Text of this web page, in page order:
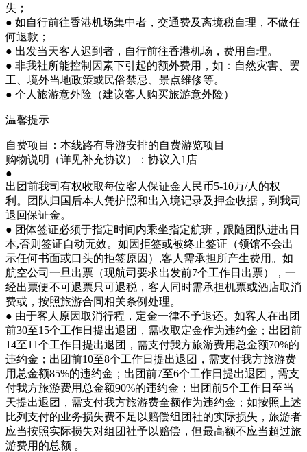
失；
● 如自行前往香港机场集中者，交通费及离境税自理，不做任
何退款；
● 出发当天客人迟到者，自行前往香港机场，费用自理。
● 非我社所能控制因素下引起的额外费用，如：自然灾害、罢
工、境外当地政策或民俗禁忌、景点维修等。
● 个人旅游意外险（建议客人购买旅游意外险）
温馨提示
自费项目：本线路有导游安排的自费游览项目
购物说明（详见补充协议）：协议入1店
●
出团前我司有权收取每位客人保证金人民币5-10万/人的权
利。团队归国后本人凭护照和出入境记录及押金收据，到我司
退回保证金。
● 团体签证必须于指定时间内乘坐指定航班，跟随团队进出日
本,否则签证自动无效。如因拒签或被终止签证（领馆不会出
示任何书面或口头的拒签原因）,客人需承担所产生费用。如
航空公司一旦出票（现航司要求出发前7个工作日出票），一
经出票便不可退票只可退税，客人同时需承担机票或酒店取消
费或，按照旅游合同相关条例处理。
● 由于客人原因取消行程，定金一律不予退还。如客人在出团
前30至15个工作日提出退团，需收取定金作为违约金；出团前
14至11个工作日提出退团，需支付我方旅游费用总金额70%的
违约金；出团前10至8个工作日提出退团，需支付我方旅游费
用总金额85%的违约金；出团前7至6个工作日提出退团，需支
付我方旅游费用总金额90%的违约金；出团前5个工作日至当
天提出退团，需支付我方旅游费全额作为违约金；如按照上述
比列支付的业务损失费不足以赔偿组团社的实际损失，旅游者
应当按照实际损失对组团社予以赔偿，但最高额不应当超过旅
游费用的总额 。